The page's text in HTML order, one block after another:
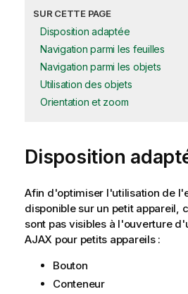
SUR CETTE PAGE
Disposition adaptée
Navigation parmi les feuilles
Navigation parmi les objets
Utilisation des objets
Orientation et zoom
Disposition
Afin d'optimiser l'utilisation de
disponible sur un petit appareil,
sont pas visibles à l'ouverture
AJAX pour petits appareils :
Bouton
Conteneur